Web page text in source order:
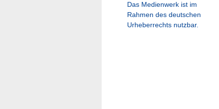
Das Medienwerk ist im
Rahmen des deutschen
Urheberrechts nutzbar.